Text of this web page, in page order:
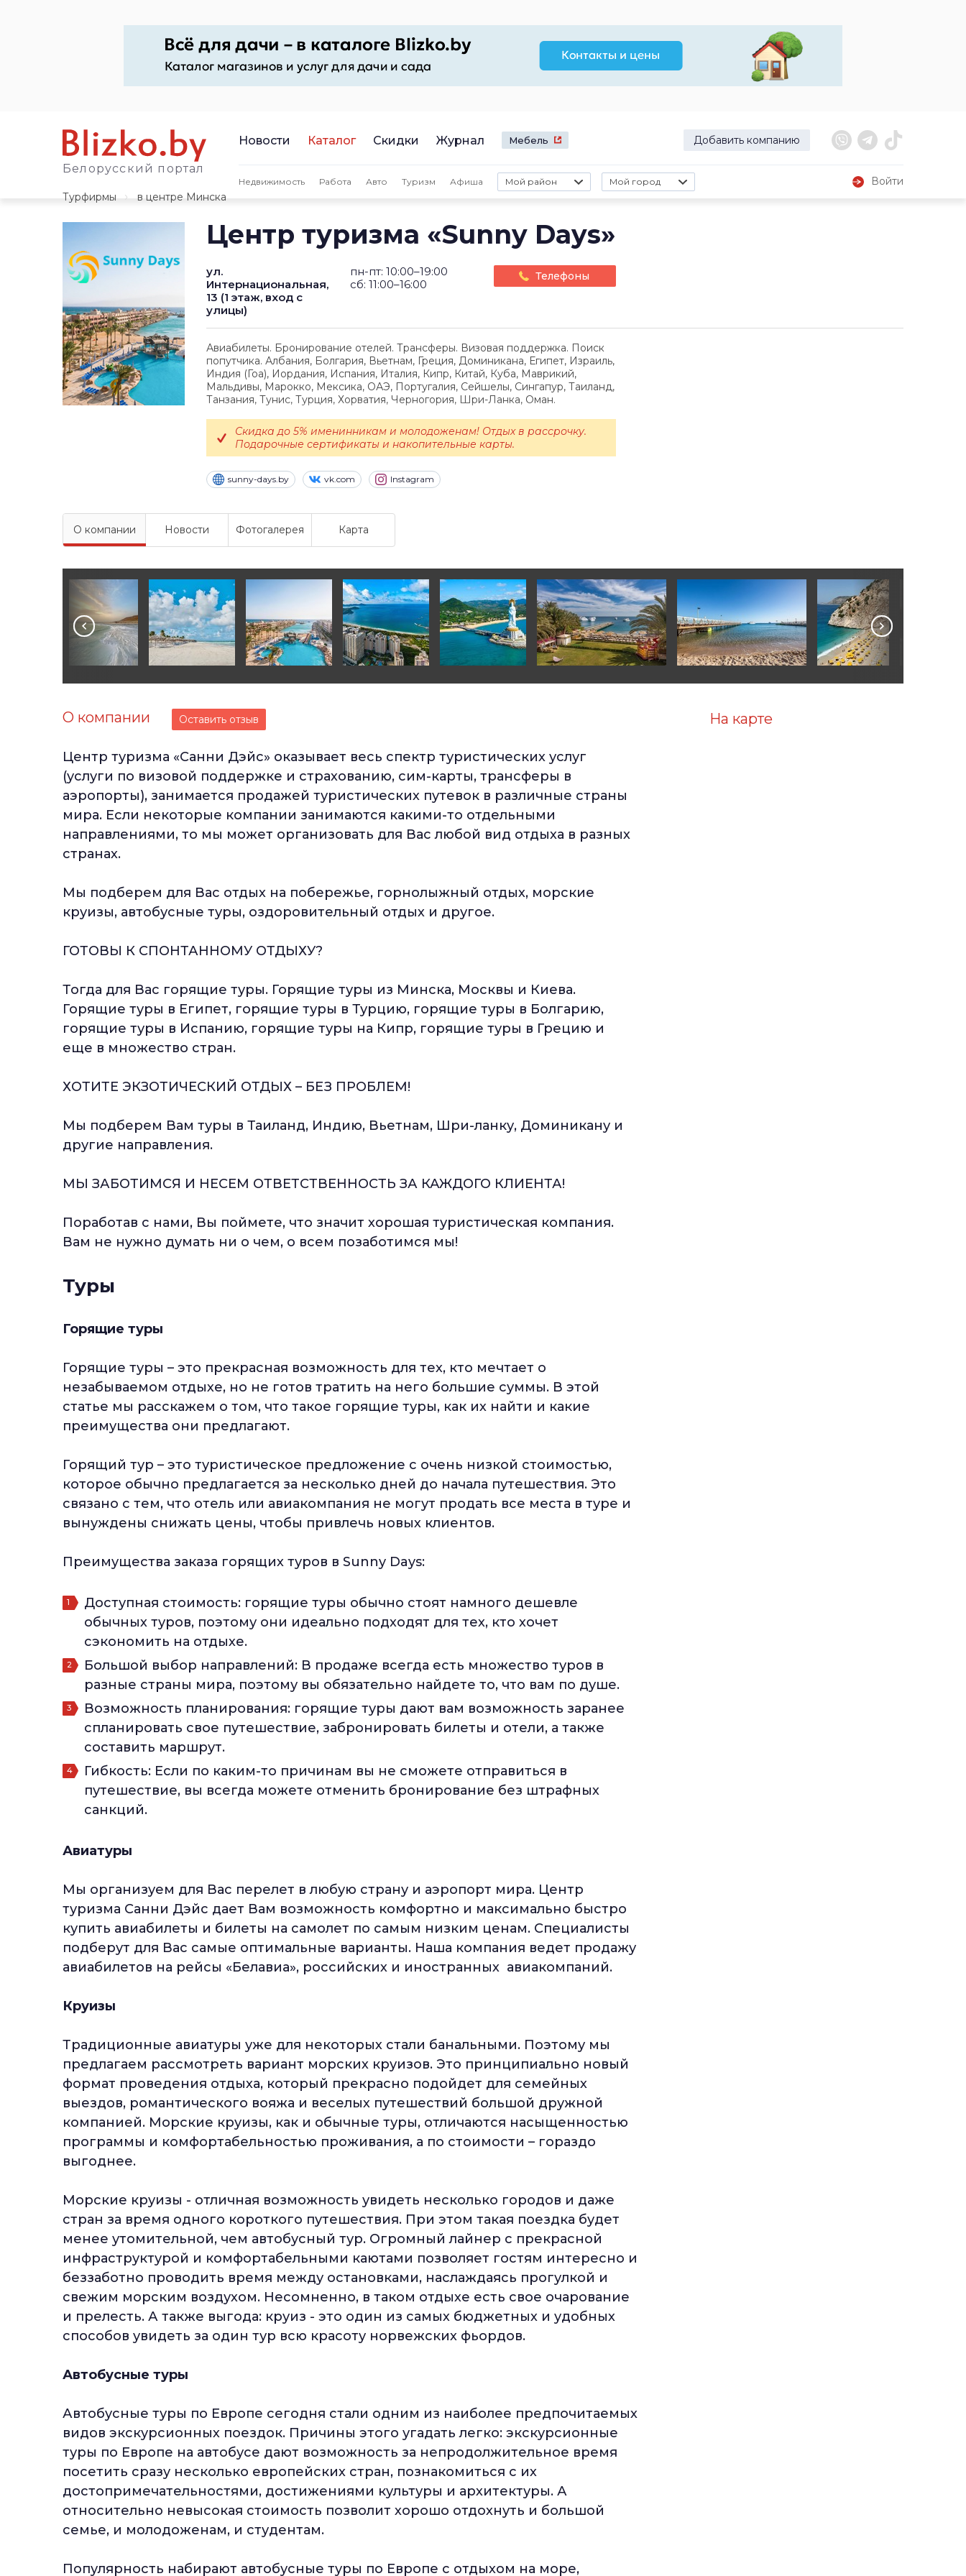
Белорусский портал
Новости Каталог Скидки Журнал Мебель Добавить компанию
Недвижимость Работа Авто Туризм Афиша Мой район Мой город
Войти
Турфирмы
в центре Минска
Центр туризма «Sunny Days»
ул.
Интернациональная,
13 (1 этаж, вход с
улицы)
пн-пт: 10:00–19:00
сб: 11:00–16:00
Телефоны
Авиабилеты. Бронирование отелей. Трансферы. Визовая поддержка. Поиск
попутчика. Албания, Болгария, Вьетнам, Греция, Доминикана, Египет, Израиль,
Индия (Гоа), Иордания, Испания, Италия, Кипр, Китай, Куба, Маврикий,
Мальдивы, Марокко, Мексика, ОАЭ, Португалия, Сейшелы, Сингапур, Таиланд,
Танзания, Тунис, Турция, Хорватия, Черногория, Шри-Ланка, Оман.
Скидка до 5% именинникам и молодоженам! Отдых в рассрочку.
Подарочные сертификаты и накопительные карты.
sunny-days.by vk.com Instagram
О компании Новости Фотогалерея Карта
О компании Оставить отзыв
Центр туризма «Санни Дэйс» оказывает весь спектр туристических услуг
(услуги по визовой поддержке и страхованию, сим-карты, трансферы в
аэропорты), занимается продажей туристических путевок в различные страны
мира. Если некоторые компании занимаются какими-то отдельными
направлениями, то мы может организовать для Вас любой вид отдыха в разных
странах.
Мы подберем для Вас отдых на побережье, горнолыжный отдых, морские
круизы, автобусные туры, оздоровительный отдых и другое.
ГОТОВЫ К СПОНТАННОМУ ОТДЫХУ?
Тогда для Вас горящие туры. Горящие туры из Минска, Москвы и Киева.
Горящие туры в Египет, горящие туры в Турцию, горящие туры в Болгарию,
горящие туры в Испанию, горящие туры на Кипр, горящие туры в Грецию и
еще в множество стран.
ХОТИТЕ ЭКЗОТИЧЕСКИЙ ОТДЫХ – БЕЗ ПРОБЛЕМ!
Мы подберем Вам туры в Таиланд, Индию, Вьетнам, Шри-ланку, Доминикану и
другие направления.
МЫ ЗАБОТИМСЯ И НЕСЕМ ОТВЕТСТВЕННОСТЬ ЗА КАЖДОГО КЛИЕНТА!
Поработав с нами, Вы поймете, что значит хорошая туристическая компания.
Вам не нужно думать ни о чем, о всем позаботимся мы!
Туры
Горящие туры
Горящие туры – это прекрасная возможность для тех, кто мечтает о
незабываемом отдыхе, но не готов тратить на него большие суммы. В этой
статье мы расскажем о том, что такое горящие туры, как их найти и какие
преимущества они предлагают.
Горящий тур – это туристическое предложение с очень низкой стоимостью,
которое обычно предлагается за несколько дней до начала путешествия. Это
связано с тем, что отель или авиакомпания не могут продать все места в туре и
вынуждены снижать цены, чтобы привлечь новых клиентов.
Преимущества заказа горящих туров в Sunny Days:
Доступная стоимость: горящие туры обычно стоят намного дешевле
обычных туров, поэтому они идеально подходят для тех, кто хочет
сэкономить на отдыхе.
Большой выбор направлений: В продаже всегда есть множество туров в
разные страны мира, поэтому вы обязательно найдете то, что вам по душе.
Возможность планирования: горящие туры дают вам возможность заранее
спланировать свое путешествие, забронировать билеты и отели, а также
составить маршрут.
Гибкость: Если по каким-то причинам вы не сможете отправиться в
путешествие, вы всегда можете отменить бронирование без штрафных
санкций.
Авиатуры
Мы организуем для Вас перелет в любую страну и аэропорт мира. Центр
туризма Санни Дэйс дает Вам возможность комфортно и максимально быстро
купить авиабилеты и билеты на самолет по самым низким ценам. Специалисты
подберут для Вас самые оптимальные варианты. Наша компания ведет продажу
авиабилетов на рейсы «Белавиа», российских и иностранных авиакомпаний.
Круизы
Традиционные авиатуры уже для некоторых стали банальными. Поэтому мы
предлагаем рассмотреть вариант морских круизов. Это принципиально новый
формат проведения отдыха, который прекрасно подойдет для семейных
выездов, романтического вояжа и веселых путешествий большой дружной
компанией. Морские круизы, как и обычные туры, отличаются насыщенностью
программы и комфортабельностью проживания, а по стоимости – гораздо
выгоднее.
Морские круизы - отличная возможность увидеть несколько городов и даже
стран за время одного короткого путешествия. При этом такая поездка будет
менее утомительной, чем автобусный тур. Огромный лайнер с прекрасной
инфраструктурой и комфортабельными каютами позволяет гостям интересно и
беззаботно проводить время между остановками, наслаждаясь прогулкой и
свежим морским воздухом. Несомненно, в таком отдыхе есть свое очарование
и прелесть. А также выгода: круиз - это один из самых бюджетных и удобных
способов увидеть за один тур всю красоту норвежских фьордов.
Автобусные туры
Автобусные туры по Европе сегодня стали одним из наиболее предпочитаемых
видов экскурсионных поездок. Причины этого угадать легко: экскурсионные
туры по Европе на автобусе дают возможность за непродолжительное время
посетить сразу несколько европейских стран, познакомиться с их
достопримечательностями, достижениями культуры и архитектуры. А
относительно невысокая стоимость позволит хорошо отдохнуть и большой
семье, и молодоженам, и студентам.
Популярность набирают автобусные туры по Европе с отдыхом на море,
На карте